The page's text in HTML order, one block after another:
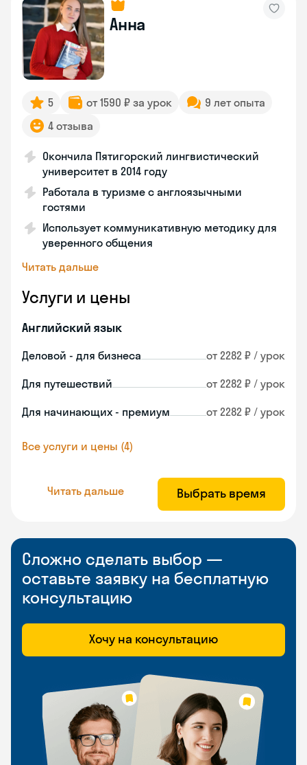
Анна
5 от 1590 ₽ за урок
9 лет опыта
4 отзыва
Окончила Пятигорский лингвистический
университет в 2014 году
Работала в туризме с англоязычными
гостями
Использует коммуникативную методику для
уверенного общения
Читать дальше
Услуги и цены
Английский язык
Деловой - для бизнеса от 2282 ₽ / урок
Для путешествий от 2282 ₽ / урок
Для начинающих - премиум от 2282 ₽ / урок
Все услуги и цены (4)
Читать дальше Выбрать время
Сложно сделать выбор —
оставьте заявку на бесплатную
консультацию
Хочу на консультацию